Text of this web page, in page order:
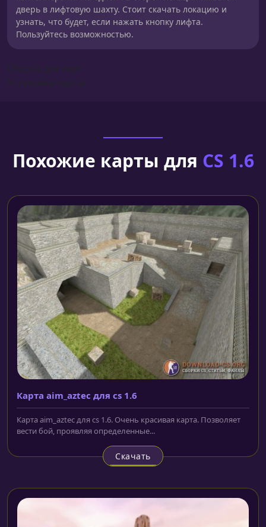
дверь в лифтовую шахту. Стоит скачать локацию и
узнать, что будет, если нажать кнопку лифта.
Пользуйтесь возможностью.
Похожие карты для CS 1.6
Карта aim_aztec для cs 1.6
Карта aim_aztec для cs 1.6. Очень красивая карта. Позволяет
вести бой, проявляя определенные...
Скачать